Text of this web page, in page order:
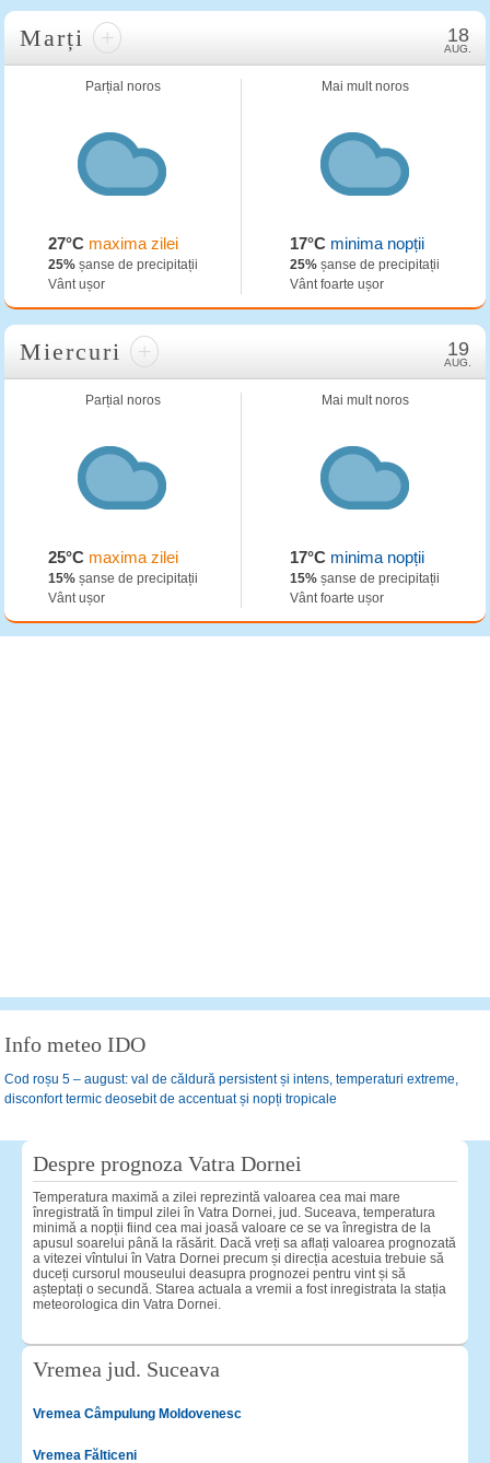
Marți + 18
AUG.
Parțial noros
27°Cmaxima zilei
25%șanse de precipitații
Vânt ușor
Mai mult noros
17°C minima nopții
25% șanse de precipitații
Vânt foarte ușor
Miercuri + 19
AUG.
Parțial noros
25°Cmaxima zilei
15%șanse de precipitații
Vânt ușor
Mai mult noros
17°C minima nopții
15% șanse de precipitații
Vânt foarte ușor
Info meteo IDO
Cod roșu 5 – august: val de căldură persistent și intens, temperaturi extreme,
disconfort termic deosebit de accentuat și nopți tropicale
Despre prognoza Vatra Dornei
Temperatura maximă a zilei reprezintă valoarea cea mai mare
înregistrată în timpul zilei în Vatra Dornei, jud. Suceava, temperatura
minimă a nopții fiind cea mai joasă valoare ce se va înregistra de la
apusul soarelui până la răsărit. Dacă vreți sa aflați valoarea prognozată
a vitezei vîntului în Vatra Dornei precum și direcția acestuia trebuie să
duceți cursorul mouseului deasupra prognozei pentru vint și să
așteptați o secundă. Starea actuala a vremii a fost inregistrata la stația
meteorologica din Vatra Dornei.
Vremea jud. Suceava
Vremea Câmpulung Moldovenesc
Vremea Fălticeni